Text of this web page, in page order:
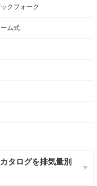
クフォーク
ム式
タログを排気量別